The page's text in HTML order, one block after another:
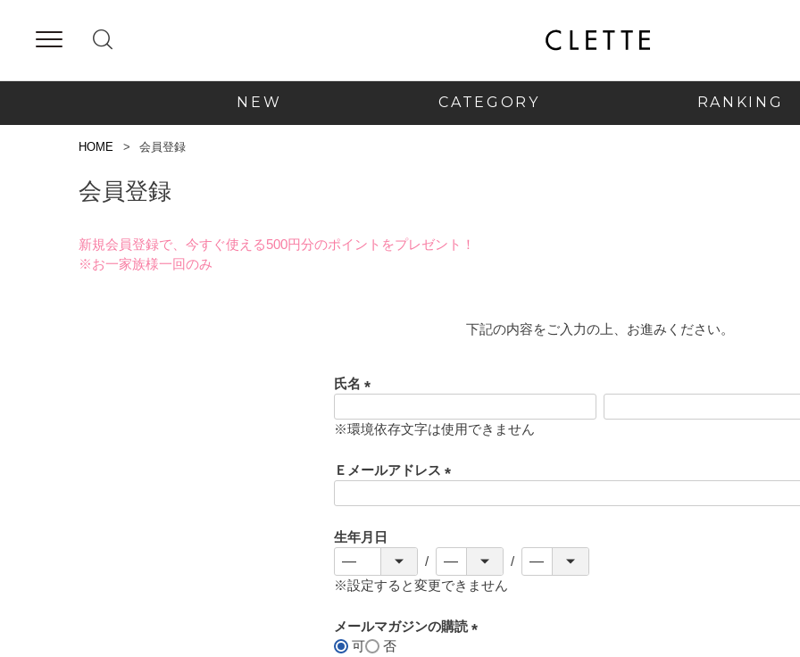
NEW CATEGORY RANKING
HOME 会員登録
会員登録
新規会員登録で、今すぐ使える500円分のポイントをプレゼント！
※お一家族様一回のみ
下記の内容をご入力の上、お進みください。
氏名
必
)
※環境依存文字は使用できません
Ｅメールアドレス
生年月日
※設定すると変更できません
メールマガジンの購読
可
否